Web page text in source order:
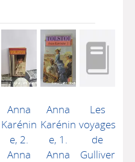
Anna
Karénin
e, 2.
Anna
Anna
Karénin
e, 1.
Anna
Les
voyages
de
Gulliver